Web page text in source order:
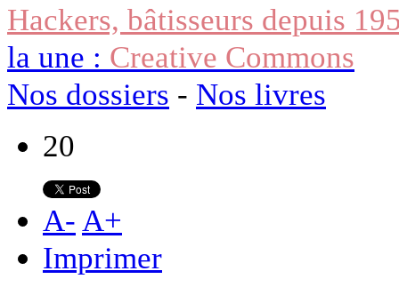
Hackers, bâtisseurs depuis
la une : Creative Commons
Nos dossiers - Nos livres
20
A- A+
Imprimer